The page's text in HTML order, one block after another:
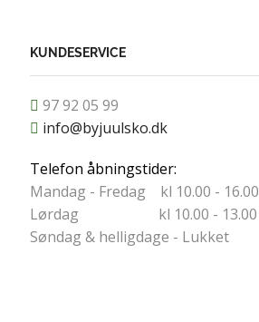
KUNDESERVICE
97 92 05 99
info@byjuulsko.dk
Telefon åbningstider:
Mandag - Fredag kl 10.00 - 16.00
Lørdag kl 10.00 - 13.00
Søndag & helligdage - Lukket